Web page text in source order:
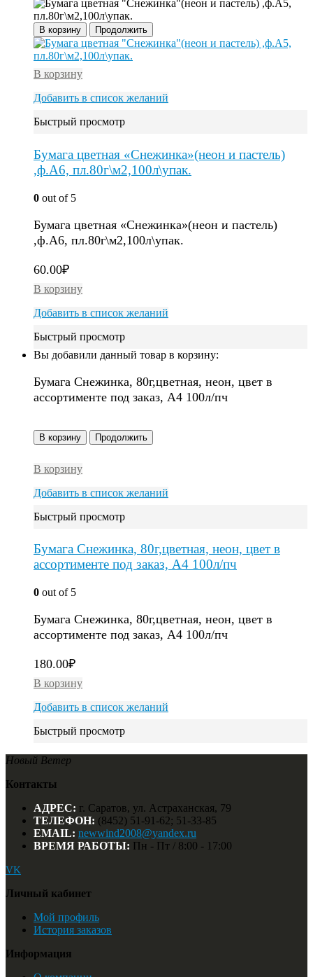
В корзину Продолжить
В корзину
Добавить в список желаний
Быстрый просмотр
Бумага цветная «Снежинка»(неон и пастель)
,ф.А6, пл.80г\м2,100л\упак.
0 out of 5
Бумага цветная «Снежинка»(неон и пастель)
,ф.А6, пл.80г\м2,100л\упак.
60.00₽
В корзину
Добавить в список желаний
Быстрый просмотр
Вы добавили данный товар в корзину:
Бумага Снежинка, 80г,цветная, неон, цвет в
ассортименте под заказ, A4 100л/пч
В корзину Продолжить
В корзину
Добавить в список желаний
Быстрый просмотр
Бумага Снежинка, 80г,цветная, неон, цвет в
ассортименте под заказ, A4 100л/пч
0 out of 5
Бумага Снежинка, 80г,цветная, неон, цвет в
ассортименте под заказ, A4 100л/пч
180.00₽
В корзину
Добавить в список желаний
Быстрый просмотр
Новый Ветер
Контакты
АДРЕС: г. Саратов, ул. Астраханская, 79
ТЕЛЕФОН: (8452) 51-91-62; 51-33-85
EMAIL: newwind2008@yandex.ru
ВРЕМЯ РАБОТЫ: Пн - Пт / 8:00 - 17:00
VK
Личный кабинет
Мой профиль
История заказов
Информация